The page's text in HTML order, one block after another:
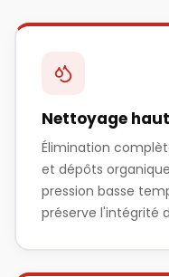
Nettoyage
Élimination
et dépôts
pression basse
préserve l'intégrité